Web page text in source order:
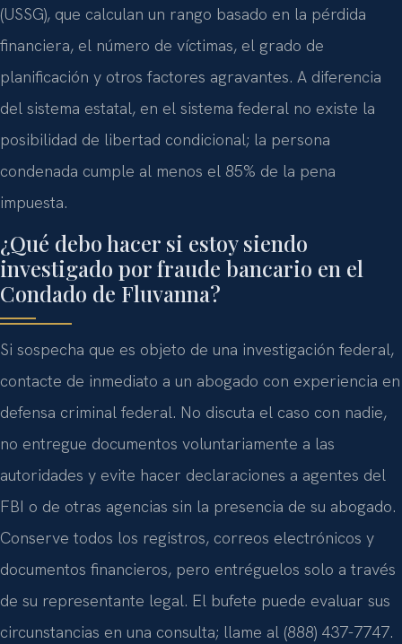
(USSG), que calculan un rango basado en la pérdida
financiera, el número de víctimas, el grado de
planificación y otros factores agravantes. A diferencia
del sistema estatal, en el sistema federal no existe la
posibilidad de libertad condicional; la persona
condenada cumple al menos el 85% de la pena
impuesta.
¿Qué debo hacer si estoy siendo
investigado por fraude bancario en el
Condado de Fluvanna?
Si sospecha que es objeto de una investigación federal,
contacte de inmediato a un abogado con experiencia en
defensa criminal federal. No discuta el caso con nadie,
no entregue documentos voluntariamente a las
autoridades y evite hacer declaraciones a agentes del
FBI o de otras agencias sin la presencia de su abogado.
Conserve todos los registros, correos electrónicos y
documentos financieros, pero entréguelos solo a través
de su representante legal. El bufete puede evaluar sus
circunstancias en una consulta; llame al (888) 437-7747.